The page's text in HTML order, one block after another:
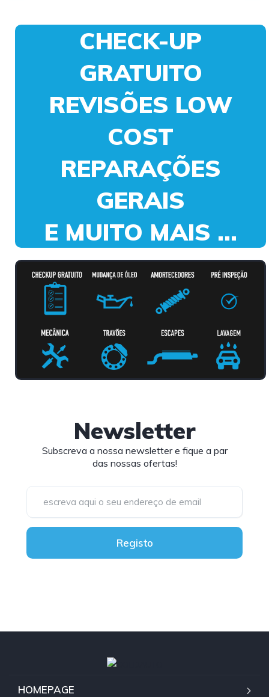
CHECK-UP
GRATUITO
REVISÕES LOW
COST
REPARAÇÕES
GERAIS
E MUITO MAIS ...
Newsletter
Registo
Subscreva a nossa newsletter e fique a par
das nossas ofertas!
HOMEPAGE